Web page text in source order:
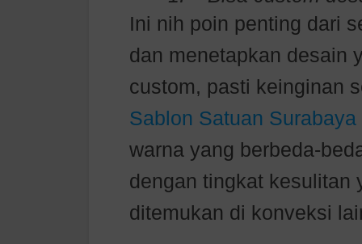
Ini nih poin penting dari
dan menetapkan desain
custom, pasti keinginan
Sablon Satuan Surabaya
warna yang berbeda-
dengan tingkat kesulitan
ditemukan di konveksi